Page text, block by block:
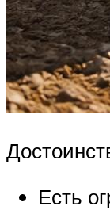
Есть